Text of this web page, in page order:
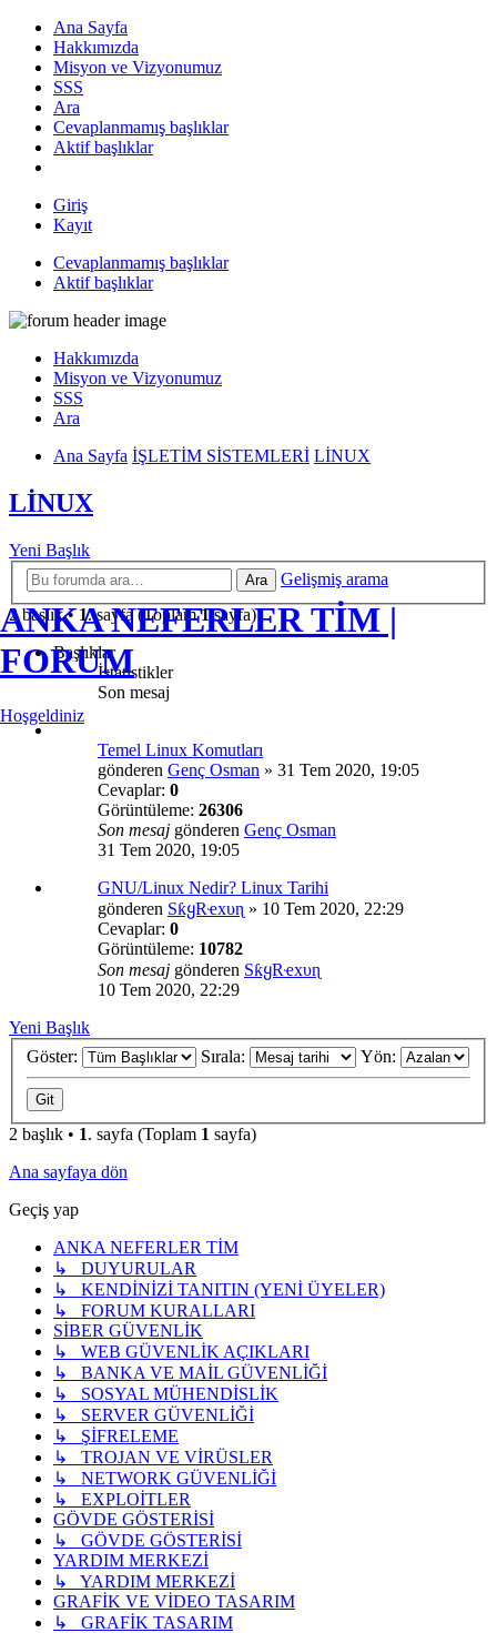
Ana Sayfa
Hakkımızda
Misyon ve Vizyonumuz
SSS
Ara
Cevaplanmamış başlıklar
Aktif başlıklar
Giriş
Kayıt
Cevaplanmamış başlıklar
Aktif başlıklar
ANKA NEFERLER TİM |
FORUM
Hoşgeldiniz
Hakkımızda
Misyon ve Vizyonumuz
SSS
Ara
Ana Sayfa İŞLETİM SİSTEMLERİ LİNUX
LİNUX
Yeni Başlık
Ara
Gelişmiş arama
2 başlık •1. sayfa (Toplam1sayfa)
Başlıklar
İstatistikler
Son mesaj
Temel Linux Komutları
gönderen Genç Osman » 31 Tem 2020, 19:05
Cevaplar: 0
Görüntüleme: 26306
Son mesaj gönderen Genç Osman
31 Tem 2020, 19:05
GNU/Linux Nedir? Linux Tarihi
gönderen SƙყRҽxυɳ » 10 Tem 2020, 22:29
Cevaplar: 0
Görüntüleme: 10782
Son mesaj gönderen SƙყRҽxυɳ
10 Tem 2020, 22:29
Yeni Başlık
Göster:
Sırala: Yön:
2 başlık • 1. sayfa (Toplam 1 sayfa)
Ana sayfaya dön
Geçiş yap
ANKA NEFERLER TİM
↳ DUYURULAR
↳ KENDİNİZİ TANITIN (YENİ ÜYELER)
↳ FORUM KURALLARI
SİBER GÜVENLİK
↳ WEB GÜVENLİK AÇIKLARI
↳ BANKA VE MAİL GÜVENLİĞİ
↳ SOSYAL MÜHENDİSLİK
↳ SERVER GÜVENLİĞİ
↳ ŞİFRELEME
↳ TROJAN VE VİRÜSLER
↳ NETWORK GÜVENLİĞİ
↳ EXPLOİTLER
GÖVDE GÖSTERİSİ
↳ GÖVDE GÖSTERİSİ
YARDIM MERKEZİ
↳ YARDIM MERKEZİ
GRAFİK VE VİDEO TASARIM
↳ GRAFİK TASARIM